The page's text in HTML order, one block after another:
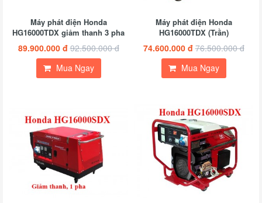
Máy phát điện Honda
HG16000TDX giảm thanh 3 pha
89.900.000 đ 92.500.000 đ
Mua Ngay
Máy phát điện Honda
HG16000TDX (Trần)
74.600.000 đ 76.500.000 đ
Mua Ngay